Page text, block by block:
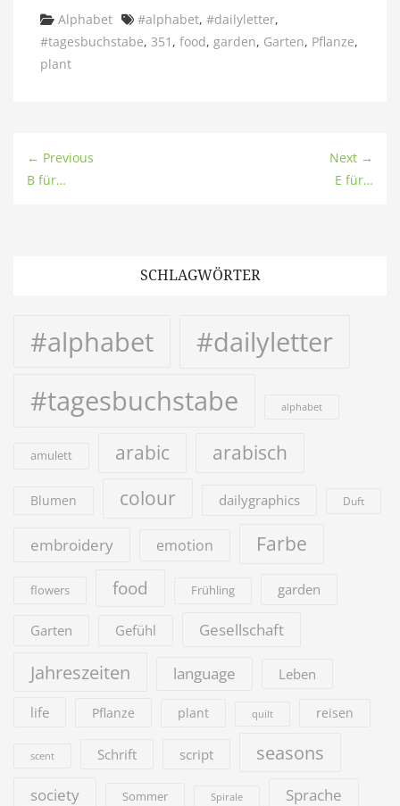
Categories
Alphabet Tags
#alphabet, #dailyletter,
#tagesbuchstabe, 351 , food, garden, Garten, Pflanze,
plant
← Previous
B für…
Next →
E für…
SCHLAGWÖRTER
#alphabet
#dailyletter
#tagesbuchstabe
alphabet
amulett arabic arabisch
Blumen colour dailygraphics Duft
embroidery emotion Farbe
flowers food Frühling garden
Garten Gefühl Gesellschaft
Jahreszeiten language Leben
life Pflanze plant quilt reisen
scent Schrift script seasons
society Sommer Spirale Sprache